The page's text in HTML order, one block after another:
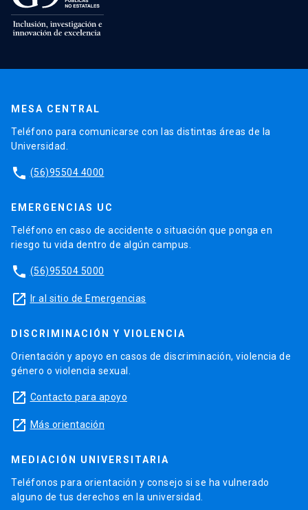
MESA CENTRAL
Teléfono para comunicarse con las distintas áreas de la
Universidad.
phone (56)95504 4000
EMERGENCIAS UC
Teléfono en caso de accidente o situación que ponga en
riesgo tu vida dentro de algún campus.
phone (56)95504 5000
launch Ir al sitio de Emergencias
DISCRIMINACIÓN Y VIOLENCIA
Orientación y apoyo en casos de discriminación, violencia de
género o violencia sexual.
launch Contacto para apoyo
launch Más orientación
MEDIACIÓN UNIVERSITARIA
Teléfonos para orientación y consejo si se ha vulnerado
alguno de tus derechos en la universidad.